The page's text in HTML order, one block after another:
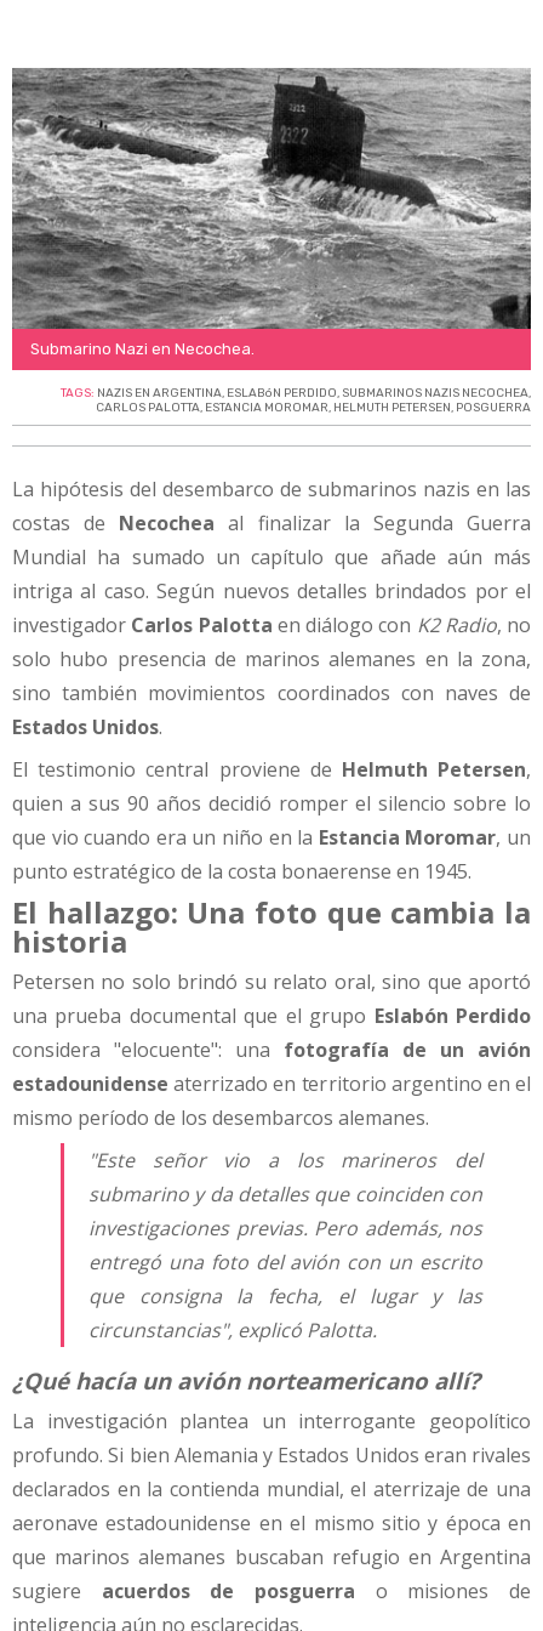
Submarino Nazi en Necochea.
TAGS: NAZIS EN ARGENTINA, ESLABóN PERDIDO, SUBMARINOS NAZIS NECOCHEA,
CARLOS PALOTTA, ESTANCIA MOROMAR, HELMUTH PETERSEN, POSGUERRA
La hipótesis del desembarco de submarinos nazis en las
costas de Necochea al finalizar la Segunda Guerra
Mundial ha sumado un capítulo que añade aún más
intriga al caso. Según nuevos detalles brindados por el
investigador Carlos Palotta en diálogo con K2 Radio, no
solo hubo presencia de marinos alemanes en la zona,
sino también movimientos coordinados con naves de
Estados Unidos.
El testimonio central proviene de Helmuth Petersen,
quien a sus 90 años decidió romper el silencio sobre lo
que vio cuando era un niño en la Estancia Moromar, un
punto estratégico de la costa bonaerense en 1945.
El hallazgo: Una foto que cambia la
historia
Petersen no solo brindó su relato oral, sino que aportó
una prueba documental que el grupo Eslabón Perdido
considera "elocuente": una fotografía de un avión
estadounidense aterrizado en territorio argentino en el
mismo período de los desembarcos alemanes.
"Este señor vio a los marineros del
submarino y da detalles que coinciden con
investigaciones previas. Pero además, nos
entregó una foto del avión con un escrito
que consigna la fecha, el lugar y las
circunstancias", explicó Palotta.
¿Qué hacía un avión norteamericano allí?
La investigación plantea un interrogante geopolítico
profundo. Si bien Alemania y Estados Unidos eran rivales
declarados en la contienda mundial, el aterrizaje de una
aeronave estadounidense en el mismo sitio y época en
que marinos alemanes buscaban refugio en Argentina
sugiere acuerdos de posguerra o misiones de
inteligencia aún no esclarecidas.